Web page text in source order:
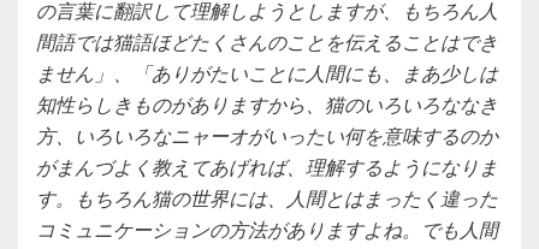
の言葉に翻訳して理解しようとしますが、もちろん人
間語では猫語ほどたくさんのことを伝えることはでき
ません」、「ありがたいことに人間にも、まあ少しは
知性らしきものがありますから、猫のいろいろななき
方、いろいろなニャーオがいったい何を意味するのか
がまんづよく教えてあげれば、理解するようになりま
す。もちろん猫の世界には、人間とはまったく違った
コミュニケーションの方法がありますよね。でも人間